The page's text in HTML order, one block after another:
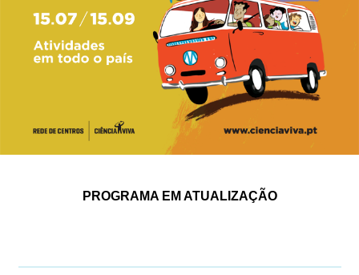
PROGRAMA EM ATUALIZAÇÃO